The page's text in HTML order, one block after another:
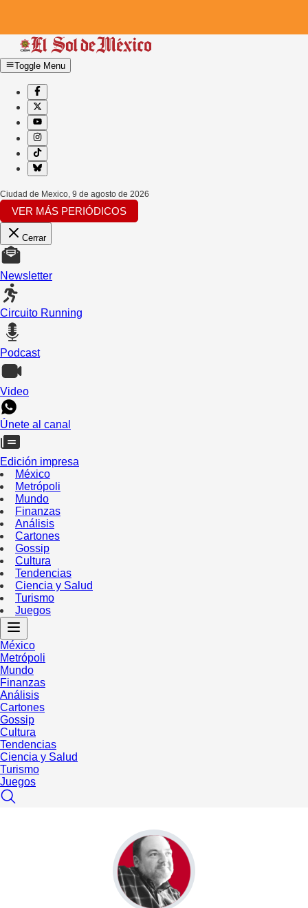
Toggle Menu
Ciudad de Mexico, 9 de agosto de 2026
VER MÁS PERIÓDICOS
Cerrar
Newsletter
Circuito Running
Podcast
Video
Únete al canal
Edición impresa
México
Metrópoli
Mundo
Finanzas
Análisis
Cartones
Gossip
Cultura
Tendencias
Ciencia y Salud
Turismo
Juegos
México
Metrópoli
Mundo
Finanzas
Análisis
Cartones
Gossip
Cultura
Tendencias
Ciencia y Salud
Turismo
Juegos